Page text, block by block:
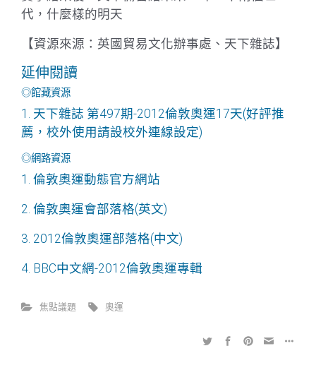
代，什麼樣的明天
【資源來源：英國貿易文化辦事處、天下雜誌】
延伸閱讀
◎館藏資源
1. 天下雜誌 第497期-2012倫敦奧運17天(好評推
薦，校外使用請設校外連線設定)
◎網路資源
1. 倫敦奧運動態官方網站
2. 倫敦奧運會部落格(英文)
3. 2012倫敦奧運部落格(中文)
4. BBC中文網-2012倫敦奧運專輯
焦點議題 奧運